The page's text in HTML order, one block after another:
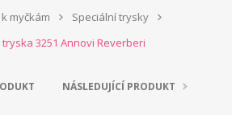
myčkám
Speciální trysky
3251 Annovi Reverberi
NÁSLEDUJÍCÍ PRODUKT